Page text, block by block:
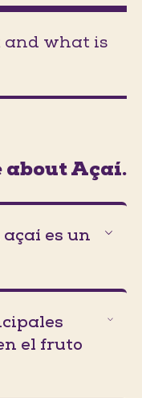
and what is
on the same
about Açaí.
es un
el fruto